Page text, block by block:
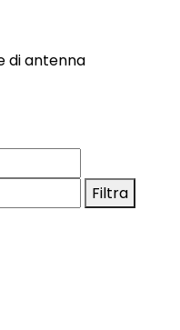
di antenna
MaxFiltra